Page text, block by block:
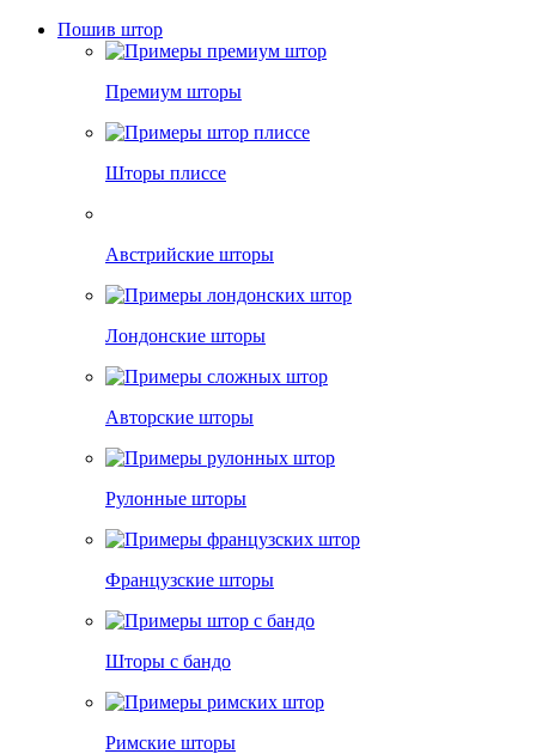
Пошив штор
Премиум шторы
Шторы плиссе
Австрийские шторы
Лондонские шторы
Авторские шторы
Рулонные шторы
Французские шторы
Шторы с бандо
Римские шторы